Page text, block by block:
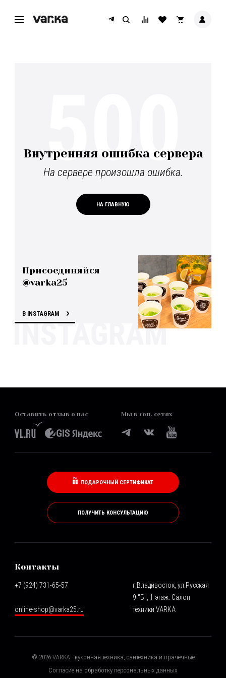
Внутренняя ошибка сервера
На сервере произошла ошибка.
НА ГЛАВНУЮ
500
Присоединяйся
@varka25
В INSTAGRAM
Оставить отзыв о нас Мы в соц. сетях
ПОДАРОЧНЫЙ СЕРТИФИКАТ
ПОЛУЧИТЬ КОНСУЛЬТАЦИЮ
Контакты
+7 (924) 731-65-57
online-shop@varka25.ru
г.Владивосток, ул.Русская
9 "Б", 1 этаж. Салон
техники VARKA
© 2026VARKA - кухонная техника, сантехника и прачечные
Согласие на обработку персональных данных